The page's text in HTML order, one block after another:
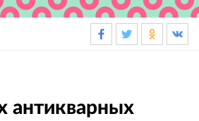
антикварных